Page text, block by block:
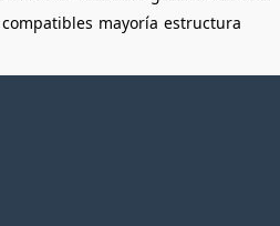
compatibles mayoría estructura